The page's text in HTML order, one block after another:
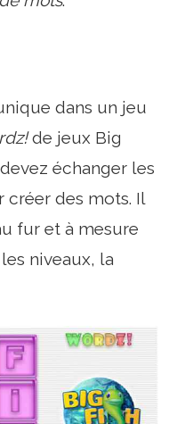
dans un jeu
de jeux Big
échanger les
des mots. Il
fur et à mesure
niveaux, la